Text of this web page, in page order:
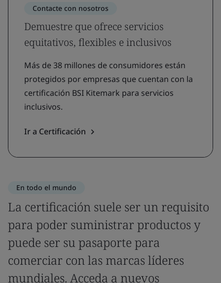
Contacte con nosotros
Demuestre que ofrece servicios
equitativos, flexibles e inclusivos
Más de 38 millones de consumidores están
protegidos por empresas que cuentan con la
certificación BSI Kitemark para servicios
inclusivos.
Ir a Certificación
En todo el mundo
La certificación suele ser un requisito
para poder suministrar productos y
puede ser su pasaporte para
comerciar con las marcas líderes
mundiales. Acceda a nuevos